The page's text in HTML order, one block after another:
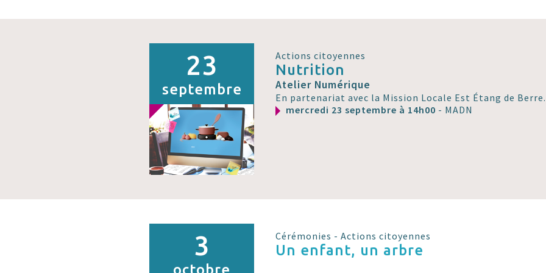
23
septembre
Actions citoyennes
Nutrition
Atelier Numérique
En partenariat avec la Mission Locale Est Étang de Berre.
mercredi 23 septembre à 14h00 - MADN
3
octobre
Cérémonies - Actions citoyennes
Un enfant, un arbre